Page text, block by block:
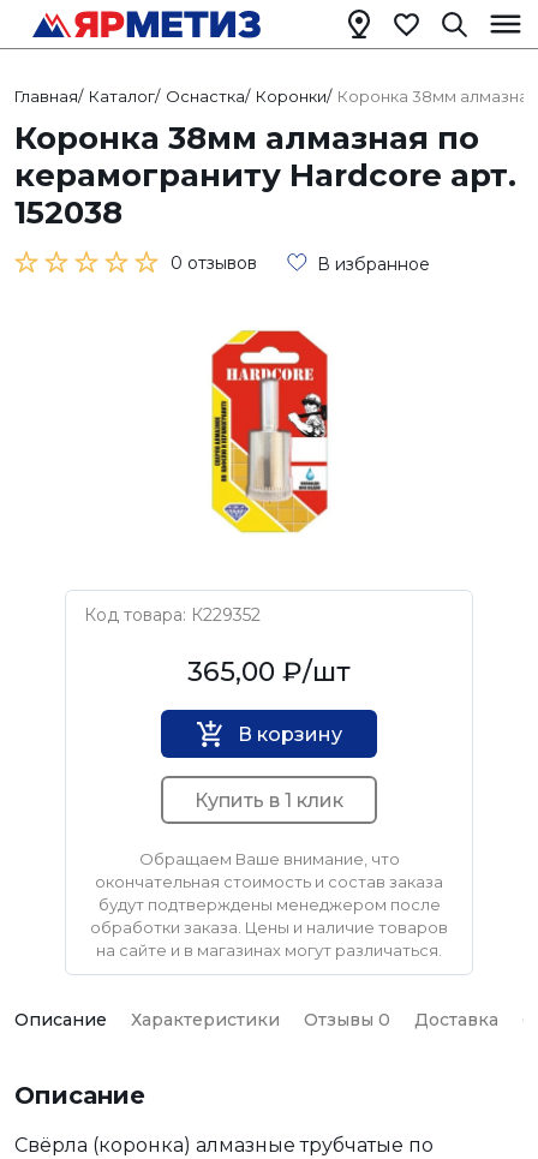
Главная/ Каталог/ Оснастка/ Коронки/ Коронка 38мм
Коронка 38мм алмазная по
керамограниту Hardcore арт.
152038
0 отзывов В избранное
Код товара: К229352
HARDCORE365,00 ₽/шт
В корзину
Купить в 1 клик
Обращаем Ваше внимание, что
окончательная стоимость и состав заказа
будут подтверждены менеджером после
обработки заказа. Цены и наличие товаров
на сайте и в магазинах могут различаться.
Описание Характеристики Отзывы 0 Доставка
Описание
Свёрла (коронка) алмазные трубчатые по